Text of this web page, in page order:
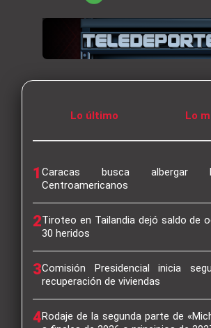
Lo último Lo
1Caracas busca albergar
Centroamericanos
2Tiroteo en Tailandia dejó saldo de
30 heridos
3Comisión Presidencial inicia
recuperación de viviendas
4Rodaje de la segunda parte de